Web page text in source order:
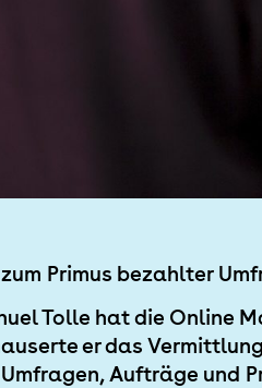
Primus bezahlter
Tolle hat die Online
er das
Aufträge und